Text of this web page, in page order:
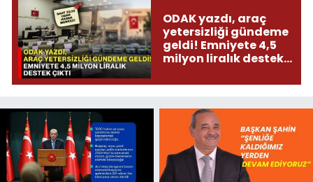
ODAK yazdı, araç
yetersizliği gündeme
geldi! Emniyete 4,5
milyon liralık destek